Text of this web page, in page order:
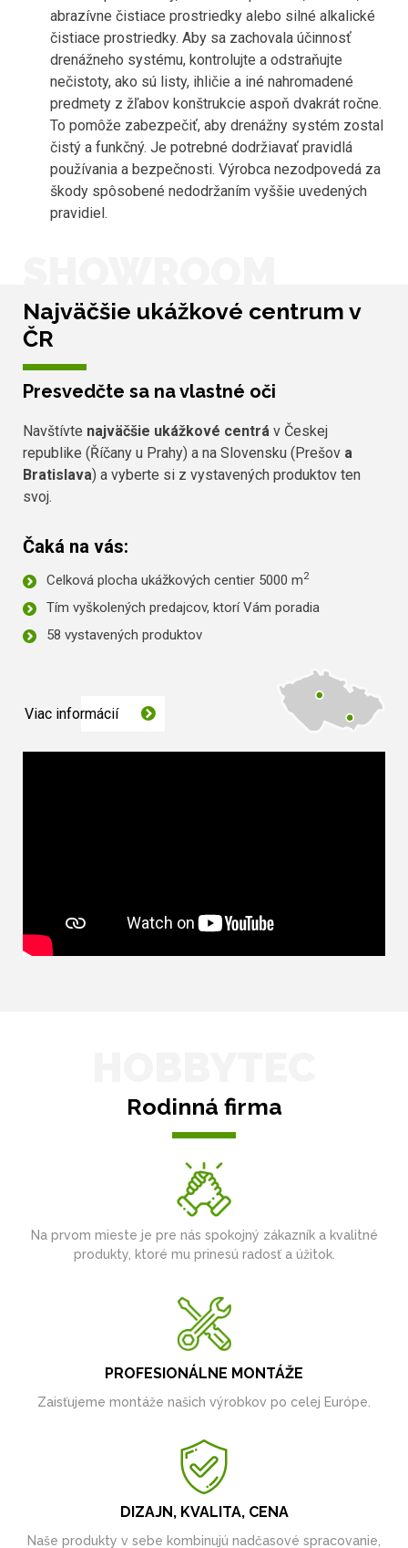
abrazívne čistiace prostriedky alebo silné alkalické
čistiace prostriedky. Aby sa zachovala účinnosť
drenážneho systému, kontrolujte a odstraňujte
nečistoty, ako sú listy, ihličie a iné nahromadené
predmety z žľabov konštrukcie aspoň dvakrát ročne.
To pomôže zabezpečiť, aby drenážny systém zostal
čistý a funkčný. Je potrebné dodržiavať pravidlá
používania a bezpečnosti. Výrobca nezodpovedá za
škody spôsobené nedodržaním vyššie uvedených
pravidiel.
Najväčšie ukážkové centrum v
ČR
Presvedčte sa na vlastné oči
Navštívte najväčšie ukážkové centrá v Českej
republike (Říčany u Prahy) a na Slovensku (Prešov a
Bratislava) a vyberte si z vystavených produktov ten
svoj.
Čaká na vás:
Celková plocha ukážkových centier 5000 m2
Tím vyškolených predajcov, ktorí Vám poradia
58 vystavených produktov
Viac informácií
Rodinná firma
Na prvom mieste je pre nás spokojný zákazník a kvalitné
produkty, ktoré mu prinesú radosť a úžitok.
PROFESIONÁLNE MONTÁŽE
Zaisťujeme montáže našich výrobkov po celej Európe.
DIZAJN, KVALITA, CENA
Naše produkty v sebe kombinujú nadčasové spracovanie,